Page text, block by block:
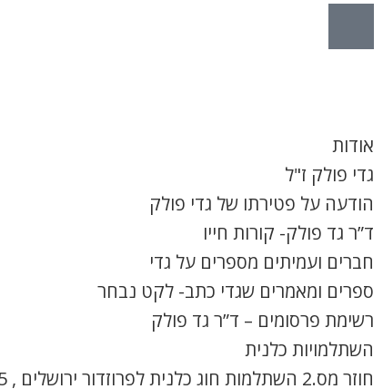
אודות
גדי פולק ז"ל
הודעה על פטירתו של גדי פולק
ד”ר גד פולק- קורות חייו
חברים ועמיתים מספרים על גדי
ספרים ומאמרים שגדי כתב- לקט נבחר
רשימת פרסומים – ד”ר גד פולק
השתלמויות כלנית
חוזר מס.2 השתלמות חוג כלנית לפרוזדור ירושלים , 8.4.2025